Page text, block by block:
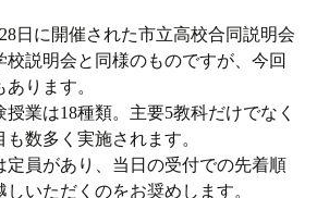
日に開催された市立高校合同説明会
校説明会と同様のものですが、今回
ります。
業は18種類。主要5教科だけでなく
数多く実施されます。
定員があり、当日の受付での先着順
いただくのをお奨めします。